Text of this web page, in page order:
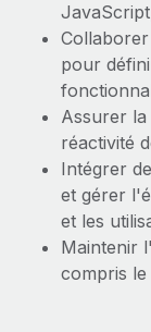
Comment
répartis
Phiture, un
croissance
En savoir
pour
Assurer
réactivité
Intégrer
et gérer
et les
Maintenir
compris